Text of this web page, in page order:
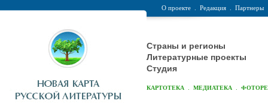
О проекте Редакция Партнеры
Страны и регионы
Литературные проекты
Студия
КАРТОТЕКА МЕДИАТЕКА